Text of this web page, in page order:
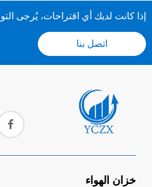
إذا كانت لديك أي اقتراحات، يُرجى
اتصل بنا
خزان الهواء